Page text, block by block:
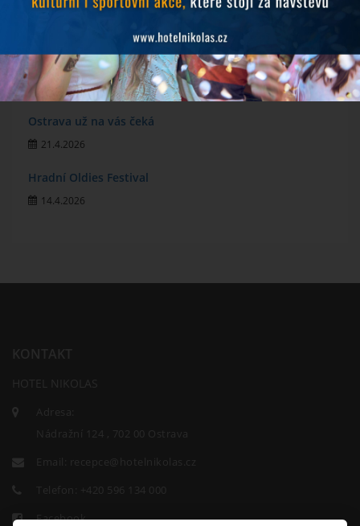
MichalFest 2026
Zlatá tretra 2026
28.4.2026
Ostrava už na vás čeká
21.4.2026
Hradní Oldies Festival
14.4.2026
HOTEL NIKOLAS
Adresa:
Nádražní 124 , 702 00 Ostrava
Email:
recepce@hotelnikolas.cz
Telefon:
+420 596 134 000
Facebook